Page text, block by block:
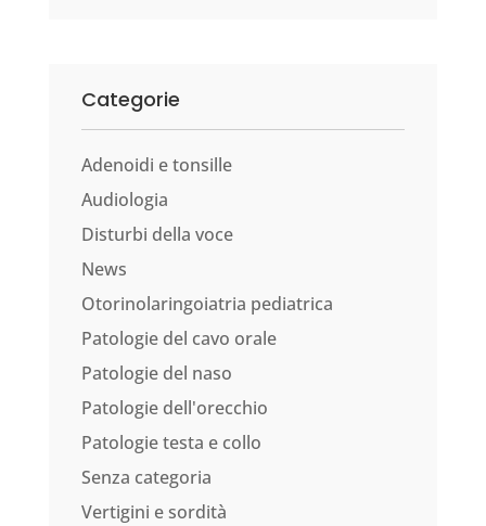
Categorie
Adenoidi e tonsille
Audiologia
Disturbi della voce
News
Otorinolaringoiatria pediatrica
Patologie del cavo orale
Patologie del naso
Patologie dell'orecchio
Patologie testa e collo
Senza categoria
Vertigini e sordità